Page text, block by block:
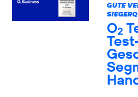
GUTE
O2